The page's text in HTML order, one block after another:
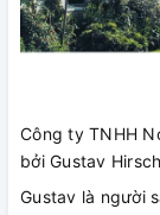
Công ty TNHH
bởi Gustav
Gustav là người